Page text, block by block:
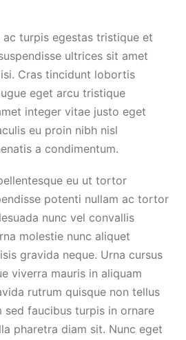
ac turpis egestas tristique et
ultrices sit amet
Cras tincidunt lobortis
eget arcu tristique
integer vitae justo eget
eu proin nibh nisl
a condimentum.
eu ut tortor
potenti nullam ac tortor
nunc vel convallis
molestie nunc aliquet
gravida neque. Urna cursus
viverra mauris in aliquam
rutrum quisque non tellus
sed faucibus turpis in ornare
pharetra diam sit. Nunc eget